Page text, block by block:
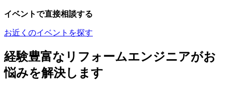
イベントで直接相談する
お近くのイベントを探す
経験豊富なリフォームエンジニアがお
悩みを解決します